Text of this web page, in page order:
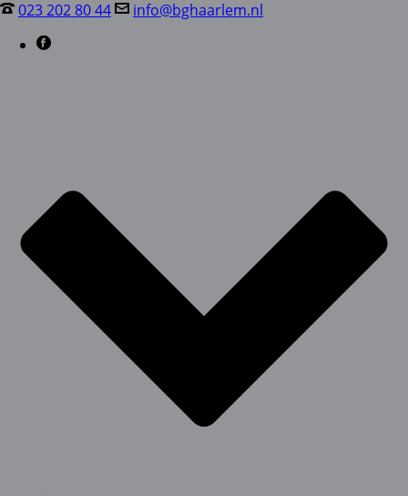
023 202 80 44 info@bghaarlem.nl